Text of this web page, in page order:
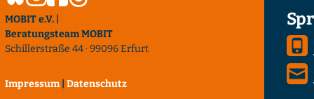
MOBIT e.V. |
Beratungsteam MOBIT
Schillerstraße 44 · 99096 Erfurt
Impressum Datenschutz